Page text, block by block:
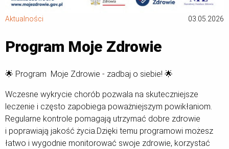
Aktualności 03.05.2026
Program Moje Zdrowie
🌟 Program Moje Zdrowie - zadbaj o siebie! 🌟
Wczesne wykrycie chorób pozwala na skuteczniejsze
leczenie i często zapobiega poważniejszym powikłaniom.
Regularne kontrole pomagają utrzymać dobre zdrowie
i poprawiają jakość życia.Dzięki temu programowi możesz
łatwo i wygodnie monitorować swoje zdrowie, korzystać